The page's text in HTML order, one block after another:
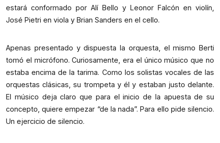
estará conformado por Alí Bello y Leonor Falcón en violín,
José Pietri en viola y Brian Sanders en el cello.
Apenas presentado y dispuesta la orquesta, el mismo Berti
tomó el micrófono. Curiosamente, era el único músico que no
estaba encima de la tarima. Como los solistas vocales de las
orquestas clásicas, su trompeta y él y estaban justo delante.
El músico deja claro que para el inicio de la apuesta de su
concepto, quiere empezar “de la nada”. Para ello pide silencio.
Un ejercicio de silencio.